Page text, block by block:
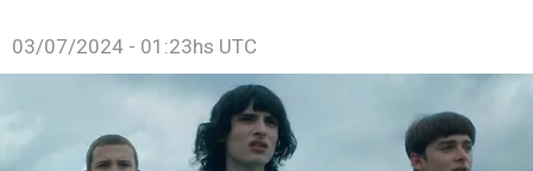
03/07/2024 - 01:23hs UTC